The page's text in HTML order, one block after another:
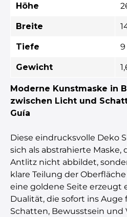
Höhe
Breite
Tiefe
Gewicht
Moderne Kunstmaske in
zwischen Licht und
Guía
Diese eindrucksvolle Deko
sich als abstrahierte Maske,
Antlitz nicht abbildet,
klare Teilung der
eine goldene Seite erzeugt
Dualität, die sofort ins Auge
Schatten, Bewusstsein und